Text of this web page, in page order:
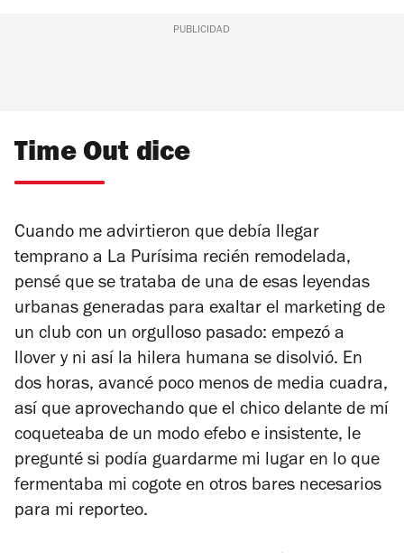
PUBLICIDAD
Time Out dice
Cuando me advirtieron que debía llegar
temprano a La Purísima recién remodelada,
pensé que se trataba de una de esas leyendas
urbanas generadas para exaltar el marketing de
un club con un orgulloso pasado: empezó a
llover y ni así la hilera humana se disolvió. En
dos horas, avancé poco menos de media cuadra,
así que aprovechando que el chico delante de mí
coqueteaba de un modo efebo e insistente, le
pregunté si podía guardarme mi lugar en lo que
fermentaba mi cogote en otros bares necesarios
para mi reporteo.